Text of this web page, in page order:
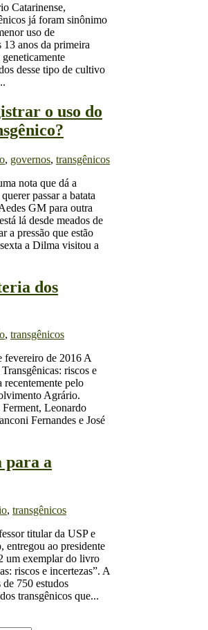
Catarinense,
já foram sinônimo
uso de
anos da primeira
desse tipo de cultivo
o uso do
, governos, transgênicos
nota que dá a
passar a batata
GM para outra
lá desde meados de
a pressão que estão
a Dilma visitou a
dos
, transgênicos
fevereiro de 2016 A
riscos e
recentemente pelo
Agrário.
Leonardo
Fernandes e José
para a
, transgênicos
titular da USP e
ao presidente
um exemplar do livro
riscos e incertezas”. A
750 estudos
transgênicos que...